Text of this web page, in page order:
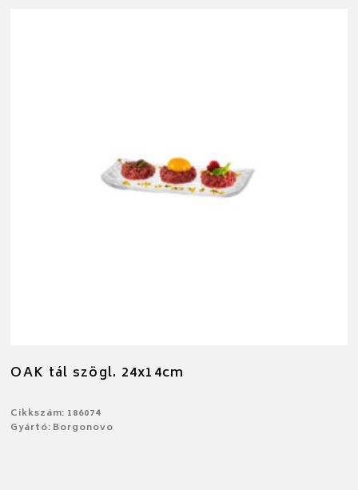
OAK tál szögl. 24x14cm
Cikkszám: 186074
Gyártó: Borgonovo